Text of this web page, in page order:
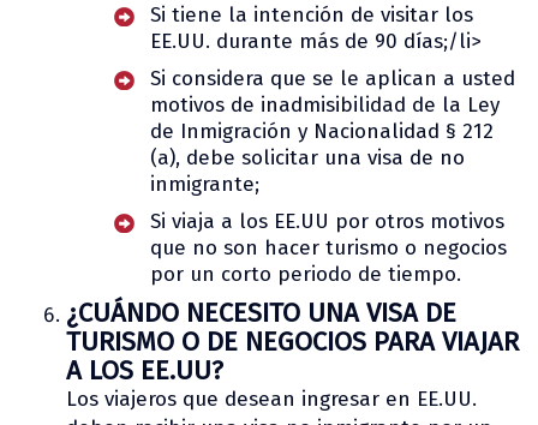
Si tiene la intención de visitar los
EE.UU. durante más de 90 días;/li>
Si considera que se le aplican a usted
motivos de inadmisibilidad de la Ley
de Inmigración y Nacionalidad § 212
(a), debe solicitar una visa de no
inmigrante;
Si viaja a los EE.UU por otros motivos
que no son hacer turismo o negocios
por un corto periodo de tiempo.
¿CUÁNDO NECESITO UNA VISA DE
TURISMO O DE NEGOCIOS PARA VIAJAR
A LOS EE.UU?
Los viajeros que desean ingresar en EE.UU.